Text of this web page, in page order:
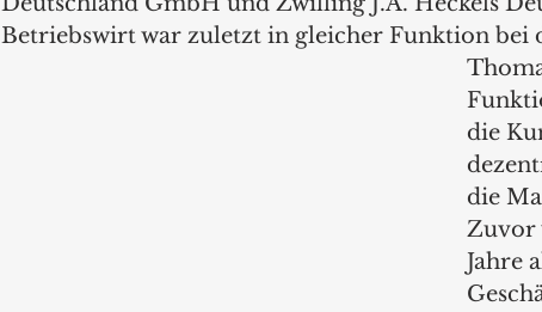
Betriebswirt war zuletzt in gleicher Funktion bei
die
die
Zuvor
Jahre